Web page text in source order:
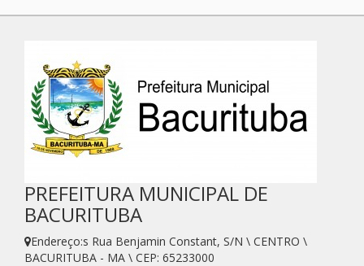
PREFEITURA MUNICIPAL DE
BACURITUBA
Endereço:s Rua Benjamin Constant, S/N \ CENTRO \
BACURITUBA - MA \ CEP: 65233000